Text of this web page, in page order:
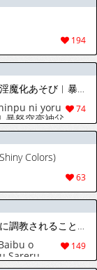
194
[ゆうまほ] ブチギレ豹変神父によるザコ悪魔→淫魔化あそび︱暴怒突变神父的杂鱼恶魔→淫魔化游戏 [Chinese][全1话]
74
ni yoru
怒突变神父
全1话]
Colors)
63
[天嗣さんる] 営業中にバイブを落としたら後輩に調教されることになったリーマンの話︱上班时掉了震动棒后被后辈调教的上班族的故事 [Chinese][全1话]
149
o
Sareru
︱上班时